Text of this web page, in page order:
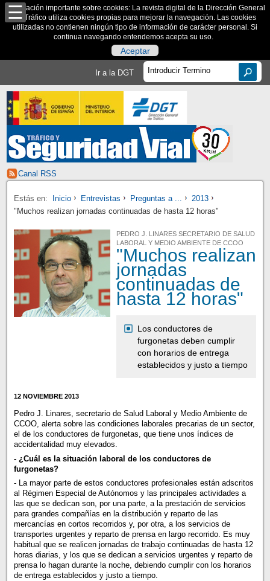
Información importante sobre cookies: La revista digital de la Dirección General
de Tráfico utiliza cookies propias para mejorar la navegación. Las cookies
utilizadas no contienen ningún tipo de información de carácter personal. Si
continua navegando entendemos acepta su uso.
Aceptar
Ir a la DGT
Canal RSS
Estás en: Inicio Entrevistas Preguntas a ...
2013
"Muchos realizan jornadas continuadas de hasta 12 horas"
PEDRO J. LINARES SECRETARIO DE SALUD
LABORAL Y MEDIO AMBIENTE DE CCOO
"Muchos realizan
jornadas
continuadas de
hasta 12 horas"
Los conductores de
furgonetas deben cumplir
con horarios de entrega
establecidos y justo a tiempo
12 NOVIEMBRE 2013
Pedro J. Linares, secretario de Salud Laboral y Medio Ambiente de
CCOO, alerta sobre las condiciones laborales precarias de un sector,
el de los conductores de furgonetas, que tiene unos índices de
accidentalidad muy elevados.
- ¿Cuál es la situación laboral de los conductores de
furgonetas?
- La mayor parte de estos conductores profesionales están adscritos
al Régimen Especial de Autónomos y las principales actividades a
las que se dedican son, por una parte, a la prestación de servicios
para grandes compañías en la distribución y reparto de las
mercancías en cortos recorridos y, por otra, a los servicios de
transportes urgentes y reparto de prensa en largo recorrido. Es muy
habitual que se realicen jornadas de trabajo continuadas de hasta 12
horas diarias, y los que se dedican a servicios urgentes y reparto de
prensa lo hagan durante la noche, debiendo cumplir con los horarios
de entrega establecidos y justo a tiempo.